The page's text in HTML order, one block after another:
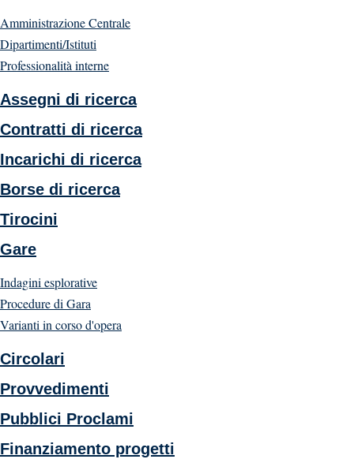
Amministrazione Centrale
Dipartimenti/Istituti
Professionalità interne
Assegni di ricerca
Contratti di ricerca
Incarichi di ricerca
Borse di ricerca
Tirocini
Gare
Indagini esplorative
Procedure di Gara
Varianti in corso d'opera
Circolari
Provvedimenti
Pubblici Proclami
Finanziamento progetti